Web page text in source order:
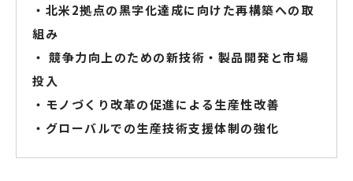
・北米2拠点の黒字化達成に向けた再構築への取
組み
・ 競争力向上のための新技術・製品開発と市場
投入
・モノづくり改革の促進による生産性改善
・グローバルでの生産技術支援体制の強化